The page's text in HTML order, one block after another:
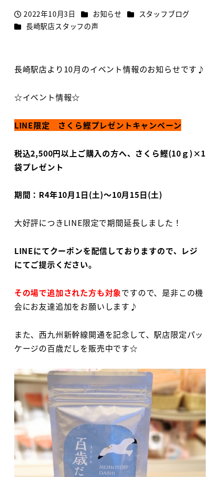
投稿日
2022年10月3日 カテゴリー
お知らせ カテゴリー
スタッフブログ
カテゴリー
長崎駅店スタッフの声
長崎駅店より10月のイベント情報のお知らせです♪
☆イベント情報☆
LINE限定 さくら鰹プレゼントキャンペーン
税込2,500円以上ご購入の方へ、さくら鰹(10ｇ)×1
袋プレゼント
期間：R4年10月1日(土)～10月15日(土)
大好評につきLINE限定で期間延長しました！
LINEにてクーポンを配信しておりますので、レジ
にてご提示ください。
その場で追加された方も対象ですので、是非この機
会にお友達追加をお願いします♪
また、西九州新幹線開通を記念して、駅店限定パッ
ケージの百歳だしを販売中です☆